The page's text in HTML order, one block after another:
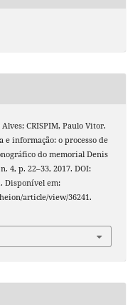
CRISPIM, Paulo Vitor.
informação: o processo de
do memorial Denis
4, p. 22–33, 2017. DOI:
Disponível em:
article/view/36241.